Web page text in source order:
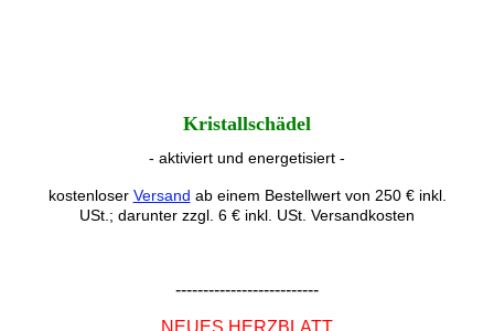
Kristallschädel
- aktiviert und energetisiert -
kostenloser Versand ab einem Bestellwert von 250 € inkl.
USt.; darunter zzgl. 6 € inkl. USt. Versandkosten
--------------------------
NEUES HERZBLATT